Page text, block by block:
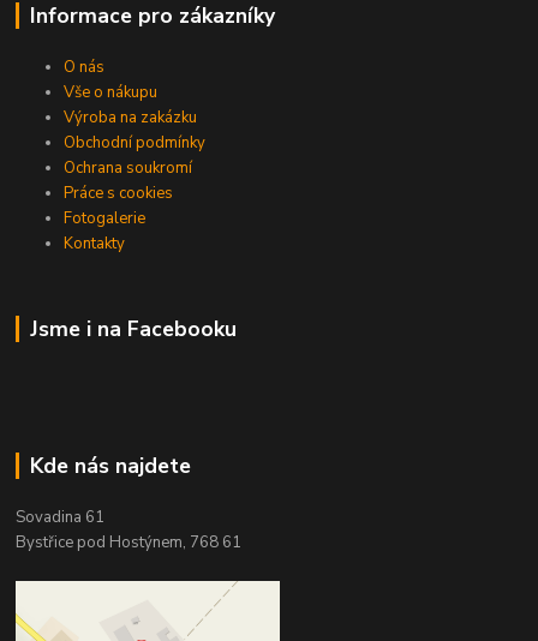
Informace pro zákazníky
O nás
Vše o nákupu
Výroba na zakázku
Obchodní podmínky
Ochrana soukromí
Práce s cookies
Fotogalerie
Kontakty
Jsme i na Facebooku
Kde nás najdete
Sovadina 61
Bystřice pod Hostýnem, 768 61